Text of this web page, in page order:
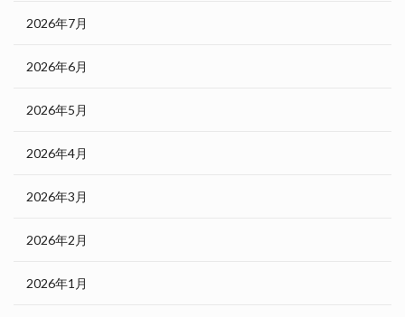
2026年7月
2026年6月
2026年5月
2026年4月
2026年3月
2026年2月
2026年1月